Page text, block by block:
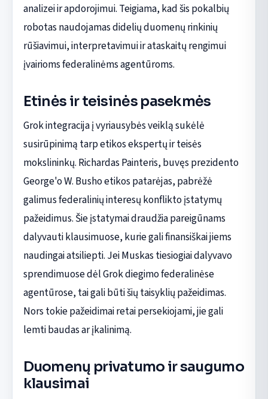
analizei ir apdorojimui. Teigiama, kad šis pokalbių
robotas naudojamas didelių duomenų rinkinių
rūšiavimui, interpretavimui ir ataskaitų rengimui
įvairioms federalinėms agentūroms.
Etinės ir teisinės pasekmės
Grok integracija į vyriausybės veiklą sukėlė
susirūpinimą tarp etikos ekspertų ir teisės
mokslininkų. Richardas Painteris, buvęs prezidento
George'o W. Busho etikos patarėjas, pabrėžė
galimus federalinių interesų konflikto įstatymų
pažeidimus. Šie įstatymai draudžia pareigūnams
dalyvauti klausimuose, kurie gali finansiškai jiems
naudingai atsiliepti. Jei Muskas tiesiogiai dalyvavo
sprendimuose dėl Grok diegimo federalinėse
agentūrose, tai gali būti šių taisyklių pažeidimas.
Nors tokie pažeidimai retai persekiojami, jie gali
lemti baudas ar įkalinimą.
Duomenų privatumo ir saugumo
klausimai